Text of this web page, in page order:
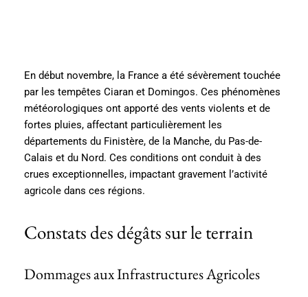
En début novembre, la France a été sévèrement touchée
par les tempêtes Ciaran et Domingos. Ces phénomènes
météorologiques ont apporté des vents violents et de
fortes pluies, affectant particulièrement les
départements du Finistère, de la Manche, du Pas-de-
Calais et du Nord. Ces conditions ont conduit à des
crues exceptionnelles, impactant gravement l’activité
agricole dans ces régions.
Constats des dégâts sur le terrain
Dommages aux Infrastructures Agricoles